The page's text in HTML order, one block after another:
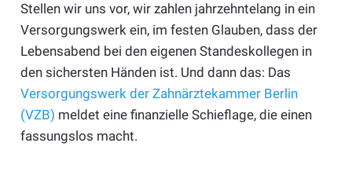
Stellen wir uns vor, wir zahlen jahrzehntelang in ein
Versorgungswerk ein, im festen Glauben, dass der
Lebensabend bei den eigenen Standeskollegen in
den sichersten Händen ist. Und dann das: Das
Versorgungswerk der Zahnärztekammer Berlin
(VZB) meldet eine finanzielle Schieflage, die einen
fassungslos macht.